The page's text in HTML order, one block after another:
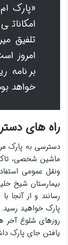
«پارک
تلفیق
امروز
برنامه
خواهد
راه های
دسترسی به پارک
ماشین شخصی،
بیمارستان شیخ
پارک خواهید
روزهای شلوغ آخر
یافتن جای پارک